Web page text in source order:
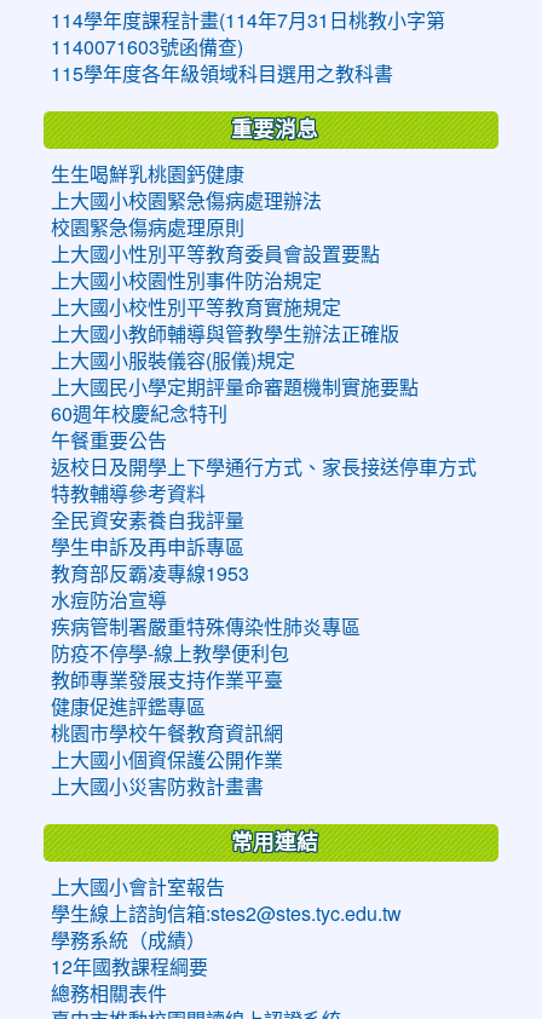
114學年度課程計畫(114年7月31日桃教小字第
1140071603號函備查)
115學年度各年級領域科目選用之教科書
重要消息
生生喝鮮乳桃園鈣健康
上大國小校園緊急傷病處理辦法
校園緊急傷病處理原則
上大國小性別平等教育委員會設置要點
上大國小校園性別事件防治規定
上大國小校性別平等教育實施規定
上大國小教師輔導與管教學生辦法正確版
上大國小服裝儀容(服儀)規定
上大國民小學定期評量命審題機制實施要點
60週年校慶紀念特刊
午餐重要公告
返校日及開學上下學通行方式、家長接送停車方式
特教輔導參考資料
全民資安素養自我評量
學生申訴及再申訴專區
教育部反霸凌專線1953
水痘防治宣導
疾病管制署嚴重特殊傳染性肺炎專區
防疫不停學-線上教學便利包
教師專業發展支持作業平臺
健康促進評鑑專區
桃園市學校午餐教育資訊網
上大國小個資保護公開作業
上大國小災害防救計畫書
常用連結
上大國小會計室報告
學生線上諮詢信箱:stes2@stes.tyc.edu.tw
學務系統（成績）
12年國教課程綱要
總務相關表件